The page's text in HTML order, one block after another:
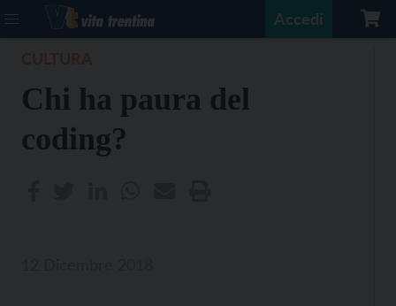
Accedi
Chi ha paura del
coding?